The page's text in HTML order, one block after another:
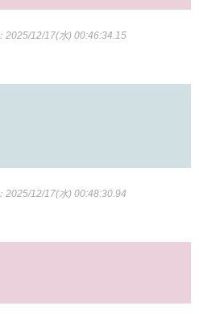
：2025/12/17(水) 00:46:34.15
：2025/12/17(水) 00:48:30.94